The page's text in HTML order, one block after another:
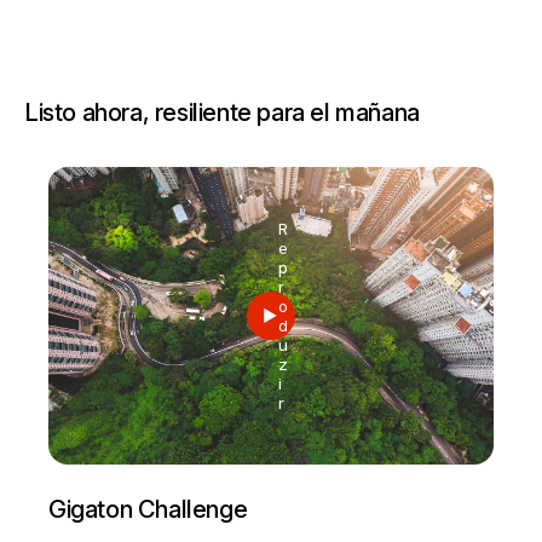
Listo ahora, resiliente para el mañana
R
e
p
r
o
d
u
z
i
r
Gigaton Challenge